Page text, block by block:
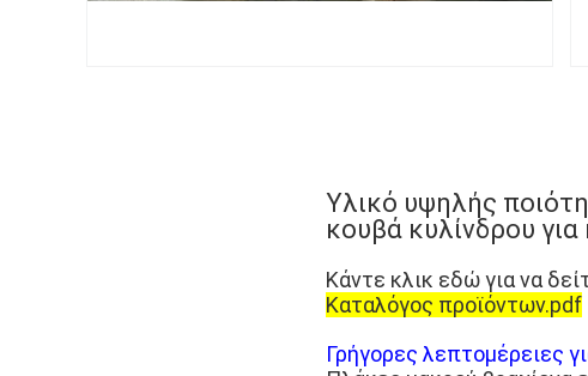
Υλικό υψηλής
κουβά κυλίνδρου
Κάντε κλικ εδώ για να
Καταλόγος προϊόντων.pdf
Γρήγορες λεπτομέρειες